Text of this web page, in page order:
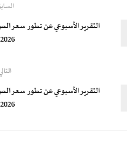
التقرير الأسبوعي عن تطور سعر
التقرير الأسبوعي عن تطور سعر